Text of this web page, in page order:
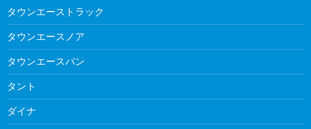
タウンエーストラック
タウンエースノア
タウンエースバン
タント
ダイナ